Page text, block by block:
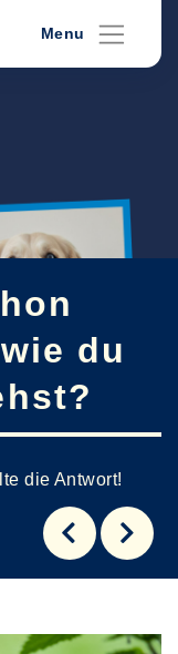
Menu
du
die Antwort!